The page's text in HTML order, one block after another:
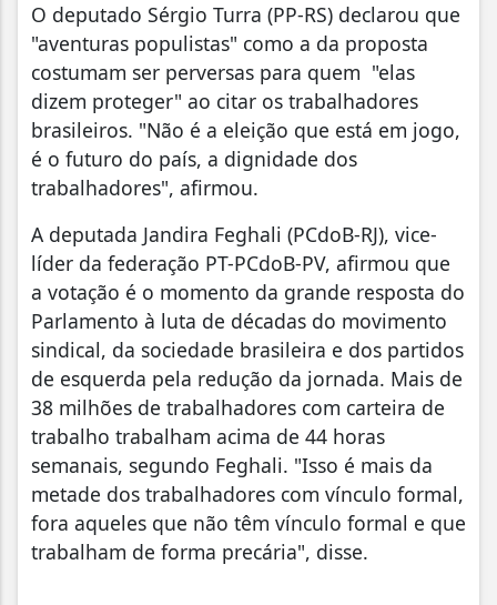
O deputado Sérgio Turra (PP-RS) declarou que
"aventuras populistas" como a da proposta
costumam ser perversas para quem "elas
dizem proteger" ao citar os trabalhadores
brasileiros. "Não é a eleição que está em jogo,
é o futuro do país, a dignidade dos
trabalhadores", afirmou.
A deputada Jandira Feghali (PCdoB-RJ), vice-
líder da federação PT-PCdoB-PV, afirmou que
a votação é o momento da grande resposta do
Parlamento à luta de décadas do movimento
sindical, da sociedade brasileira e dos partidos
de esquerda pela redução da jornada. Mais de
38 milhões de trabalhadores com carteira de
trabalho trabalham acima de 44 horas
semanais, segundo Feghali. "Isso é mais da
metade dos trabalhadores com vínculo formal,
fora aqueles que não têm vínculo formal e que
trabalham de forma precária", disse.